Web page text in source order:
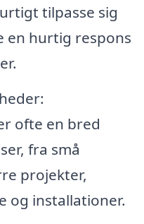
tilpasse sig
en hurtig respons
ofte en bred
fra små
projekter,
og installationer.